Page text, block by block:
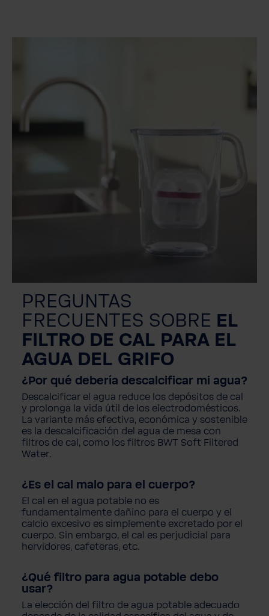
PREGUNTAS
FRECUENTES SOBRE EL
FILTRO DE CAL PARA EL
AGUA DEL GRIFO
¿Por qué debería descalcificar mi agua?
Descalcificar el agua reduce los depósitos de cal
y prolonga la vida útil de los electrodomésticos.
La variante más efectiva, económica y sostenible
es la descalcificación del agua de mesa con
filtros de cal, como los filtros BWT Soft Filtered
Water.
¿Es el cal malo para el cuerpo?
El cal en el agua potable no es
fundamentalmente dañino para el cuerpo y el
calcio excesivo es simplemente excretado por el
cuerpo. Sin embargo, el cal es perjudicial para
hervidores, cafeteras, etc.
¿Qué filtro para agua potable debo
usar?
La elección del filtro de agua potable adecuado